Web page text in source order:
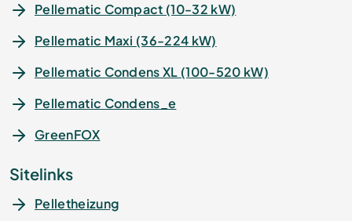
Pellematic Compact (10-32 kW)
Pellematic Maxi (36-224 kW)
Pellematic Condens XL (100-520 kW)
Pellematic Condens_e
GreenFOX
Sitelinks
Pelletheizung